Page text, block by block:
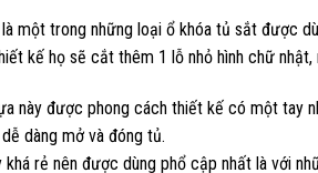
một trong những loại ổ khóa tủ sắt được
kế họ sẽ cắt thêm 1 lỗ nhỏ hình chữ
này được phong cách thiết kế có một tay
dàng mở và đóng tủ.
khá rẻ nên được dùng phổ cập nhất là với